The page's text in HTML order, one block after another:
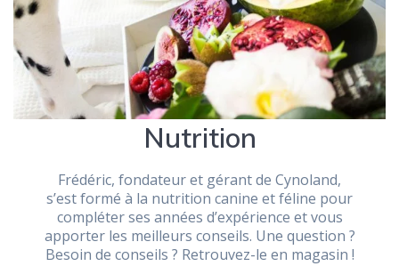
Nutrition
Frédéric, fondateur et gérant de Cynoland,
s’est formé à la nutrition canine et féline pour
compléter ses années d’expérience et vous
apporter les meilleurs conseils. Une question ?
Besoin de conseils ? Retrouvez-le en magasin !